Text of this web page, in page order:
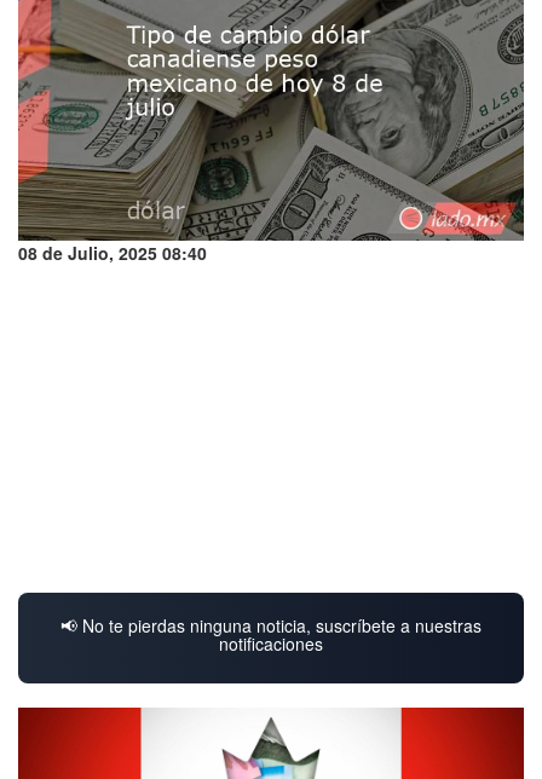
08 de Julio, 2025 08:40
📢 No te pierdas ninguna noticia, suscríbete a nuestras
notificaciones